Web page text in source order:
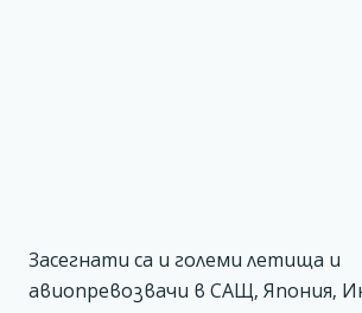
Засегнати са и големи летища и
авиопревозвачи в САЩ, Япония,